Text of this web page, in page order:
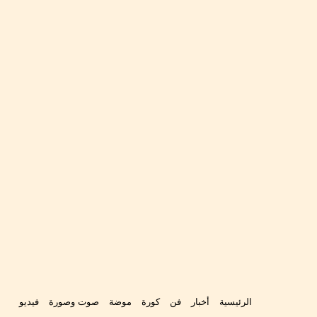
الرئيسية أخبار فن كورة موضة صوت وصورة فيديو